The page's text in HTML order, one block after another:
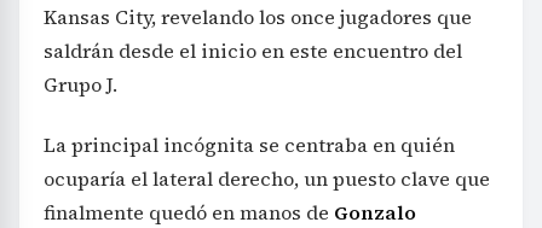
Kansas City, revelando los once jugadores que
saldrán desde el inicio en este encuentro del
Grupo J.
La principal incógnita se centraba en quién
ocuparía el lateral derecho, un puesto clave que
finalmente quedó en manos de Gonzalo